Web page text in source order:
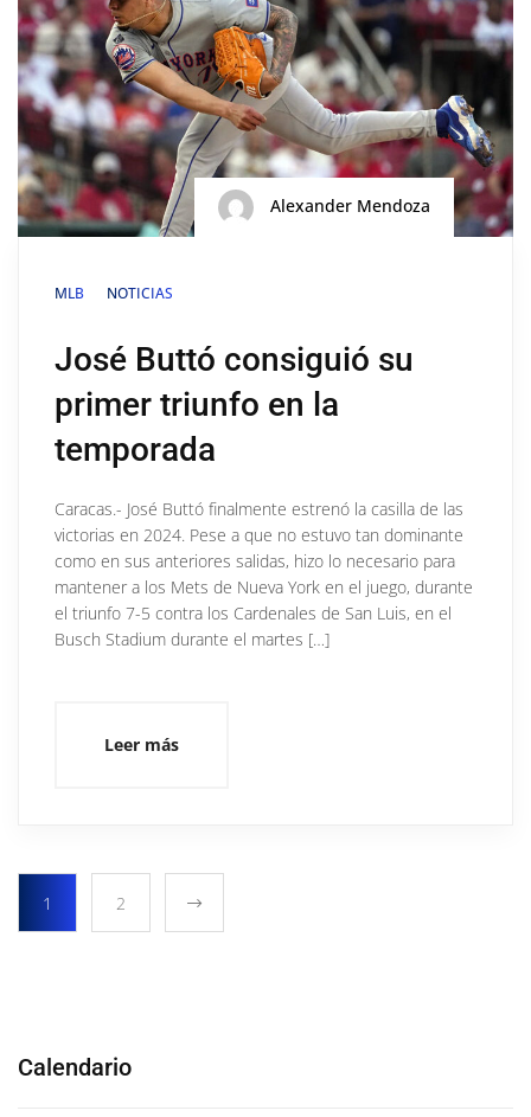
Alexander Mendoza
MLB NOTICIAS
José Buttó consiguió su
primer triunfo en la
temporada
Caracas.- José Buttó finalmente estrenó la casilla de las
victorias en 2024. Pese a que no estuvo tan dominante
como en sus anteriores salidas, hizo lo necesario para
mantener a los Mets de Nueva York en el juego, durante
el triunfo 7-5 contra los Cardenales de San Luis, en el
Busch Stadium durante el martes […]
Leer más
1 2
Calendario